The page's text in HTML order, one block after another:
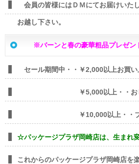
会員の皆様にはＤＭにてお届けいたし
お越し下さい。
※バーンと春の豪華粗品プレゼ
セール期間中・・￥2,000以上お買
￥5,000以上・・おしゃ
￥10,000以上・・ブランド
☆パッケージプラザ岡崎店は、生まれ
これからのパッケージプラザ岡崎店を